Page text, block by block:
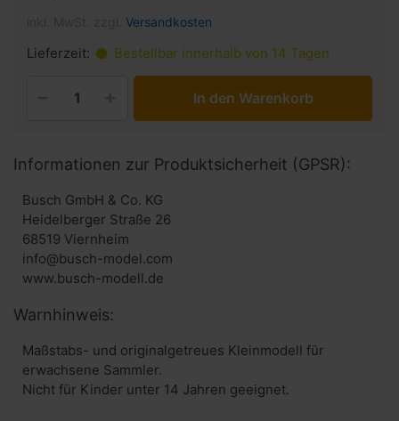
Versandkosten
Lieferzeit: Bestellbar innerhalb von 14 Tagen
In den Warenkorb
Informationen zur Produktsicherheit (GPSR):
Busch GmbH & Co. KG
Heidelberger Straße 26
68519 Viernheim
info@busch-model.com
www.busch-modell.de
Warnhinweis:
Maßstabs- und originalgetreues Kleinmodell für
erwachsene Sammler.
Nicht für Kinder unter 14 Jahren geeignet.